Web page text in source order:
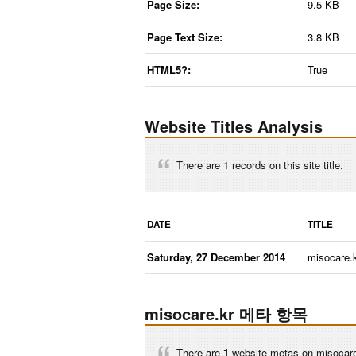
Page Size: 9.5 KB
Page Text Size: 3.8 KB
HTML5?: True
Website Titles Analysis
There are 1 records on this site title.
DATE TITLE
Saturday, 27 December 2014
misocare.kr 메타 항목
There are 1 website metas on